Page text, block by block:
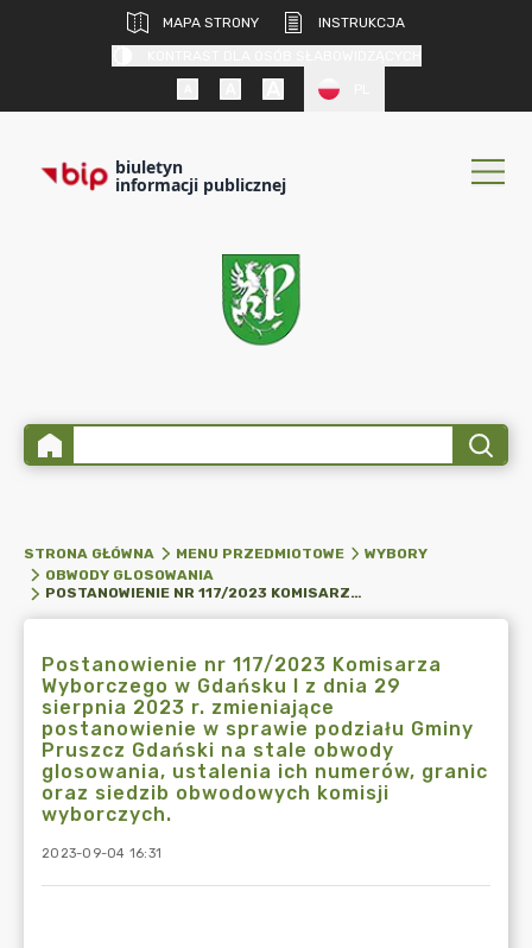
MAPA STRONY
INSTRUKCJA
biuletyn
informacji publicznej
STRONA GŁÓWNA MENU PRZEDMIOTOWE
WYBORY
OBWODY GLOSOWANIA
POSTANOWIENIE NR 117/2023 KOMISARZA WYBORCZEGO W GDAŃSKU I Z DNIA 29 SIERPNIA 2023 R. ZMIENIAJĄCE POSTANOWIENIE W SPRAWIE PODZIAŁU GMINY PRUSZCZ GDAŃSKI NA STALE OBWODY GLOSOWANIA, USTALENIA ICH NUMERÓW, GRANIC ORAZ SIEDZIB OBWODOWYCH KOMISJI WYBORCZYCH.
Postanowienie nr 117/2023 Komisarza
Wyborczego w Gdańsku I z dnia 29
sierpnia 2023 r. zmieniające
postanowienie w sprawie podziału Gminy
Pruszcz Gdański na stale obwody
glosowania, ustalenia ich numerów, granic
oraz siedzib obwodowych komisji
wyborczych.
2023-09-04 16:31